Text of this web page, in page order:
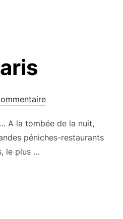
A la tombée de la nuit,
péniches-restaurants
le plus …
À PARIS »